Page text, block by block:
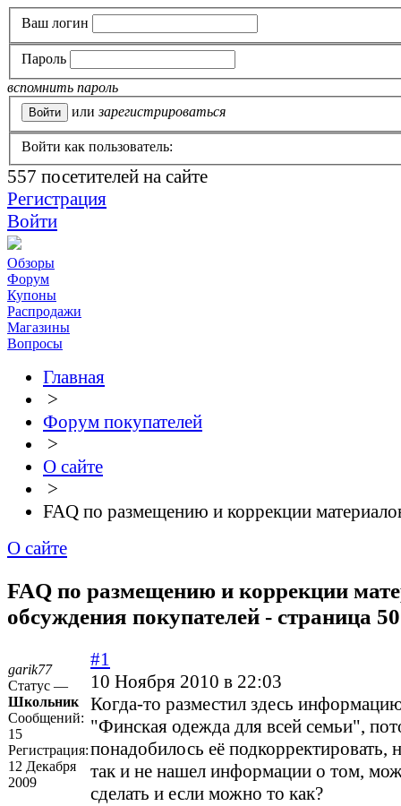
Ваш логин
Пароль
вспомнить пароль
или зарегистрироваться
Войти как пользователь:
557 посетителей на сайте
Регистрация
Войти
Обзоры
Форум
Купоны
Распродажи
Магазины
Вопросы
Главная
>
Форум покупателей
>
О сайте
>
FAQ по размещению и коррекции
О сайте
FAQ по размещению и коррекции
обсуждения покупателей - страница 50
garik77
Статус —
Школьник
Сообщений:
15
Регистрация:
12 Декабря
2009
#1
10 Ноября 2010 в 22:03
Когда-то разместил здесь
"Финская одежда для всей семьи",
понадобилось её подкорректировать,
так и не нашел информации о том,
сделать и если можно то как?